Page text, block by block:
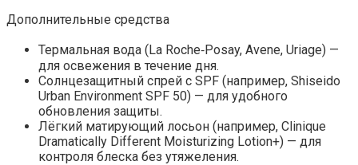
Дополнительные средства
Термальная вода (La Roche‑Posay, Avene, Uriage) —
для освежения в течение дня.
Солнцезащитный спрей с SPF (например, Shiseido
Urban Environment SPF 50) — для удобного
обновления защиты.
Лёгкий матирующий лосьон (например, Clinique
Dramatically Different Moisturizing Lotion+) — для
контроля блеска без утяжеления.